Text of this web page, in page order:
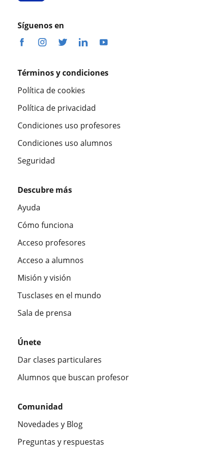
Síguenos en
Términos y condiciones
Política de cookies
Política de privacidad
Condiciones uso profesores
Condiciones uso alumnos
Seguridad
Descubre más
Ayuda
Cómo funciona
Acceso profesores
Acceso a alumnos
Misión y visión
Tusclases en el mundo
Sala de prensa
Únete
Dar clases particulares
Alumnos que buscan profesor
Comunidad
Novedades y Blog
Preguntas y respuestas